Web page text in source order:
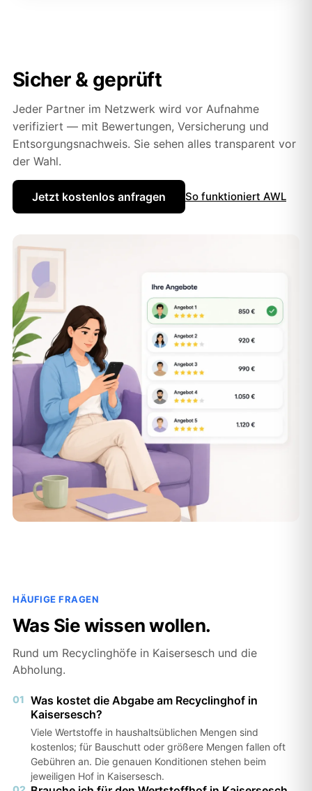
Sicher & geprüft
Jeder Partner im Netzwerk wird vor Aufnahme
verifiziert — mit Bewertungen, Versicherung und
Entsorgungsnachweis. Sie sehen alles transparent vor
der Wahl.
Jetzt kostenlos anfragen So funktioniert AWL
HÄUFIGE FRAGEN
Was Sie wissen wollen.
Rund um Recyclinghöfe in Kaisersesch und die
Abholung.
01 Was kostet die Abgabe am Recyclinghof in
Kaisersesch?
Viele Wertstoffe in haushaltsüblichen Mengen sind
kostenlos; für Bauschutt oder größere Mengen fallen oft
Gebühren an. Die genauen Konditionen stehen beim
jeweiligen Hof in Kaisersesch.